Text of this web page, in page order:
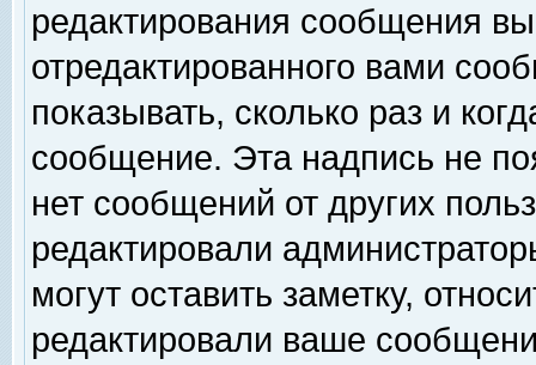
редактирования сообщения
отредактированного вами
показывать, сколько раз и
сообщение. Эта надпись не
нет сообщений от других
редактировали
могут оставить заметку,
редактировали ваше